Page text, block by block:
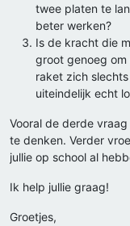
twee platen te
beter werken?
Is de kracht die
groot genoeg
raket zich
uiteindelijk echt
Vooral de derde
te denken. Verder
jullie op school al
Ik help jullie graag!
Groetjes,